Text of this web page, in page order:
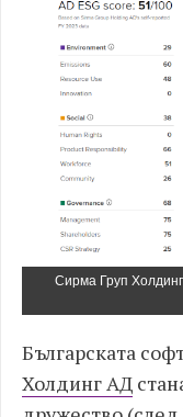
Сирма Груп
Българската
Холдинг АД